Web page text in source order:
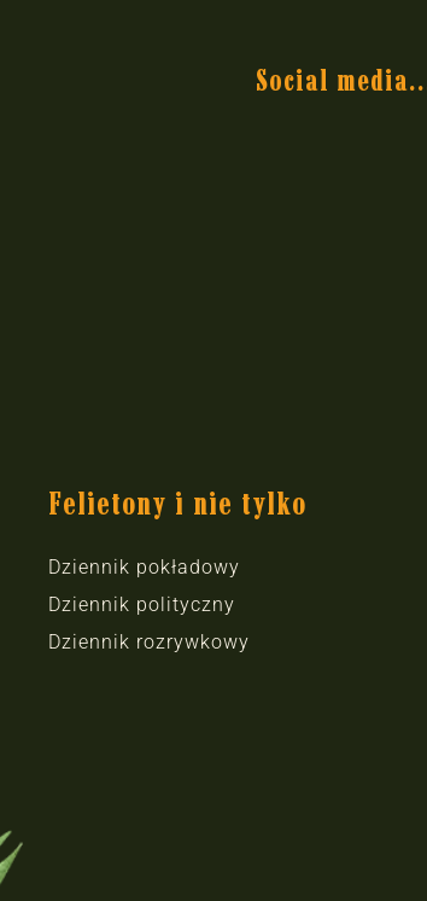
Social
Felietony i nie tylko
Dziennik pokładowy
Dziennik polityczny
Dziennik rozrywkowy